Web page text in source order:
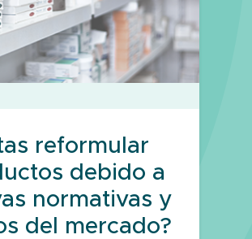
reformular
debido a
normativas y
del mercado?